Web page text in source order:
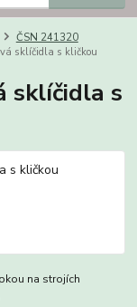
ČSN 241320
sklíčidla s kličkou
sklíčidla s
na strojích